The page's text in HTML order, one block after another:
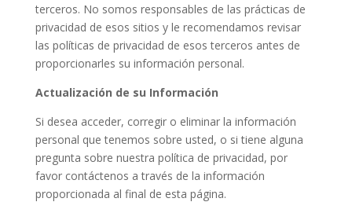
terceros. No somos responsables de las prácticas de
privacidad de esos sitios y le recomendamos revisar
las políticas de privacidad de esos terceros antes de
proporcionarles su información personal.
Actualización de su Información
Si desea acceder, corregir o eliminar la información
personal que tenemos sobre usted, o si tiene alguna
pregunta sobre nuestra política de privacidad, por
favor contáctenos a través de la información
proporcionada al final de esta página.